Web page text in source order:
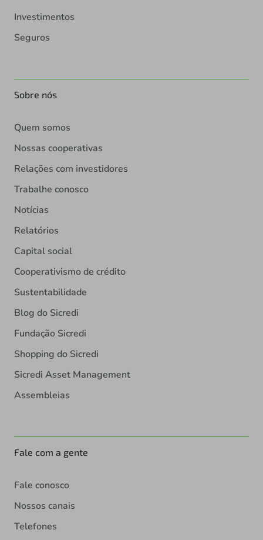
Investimentos
Seguros
Sobre nós
Quem somos
Nossas cooperativas
Relações com investidores
Trabalhe conosco
Notícias
Relatórios
Capital social
Cooperativismo de crédito
Sustentabilidade
Blog do Sicredi
Fundação Sicredi
Shopping do Sicredi
Sicredi Asset Management
Assembleias
Fale com a gente
Fale conosco
Nossos canais
Telefones